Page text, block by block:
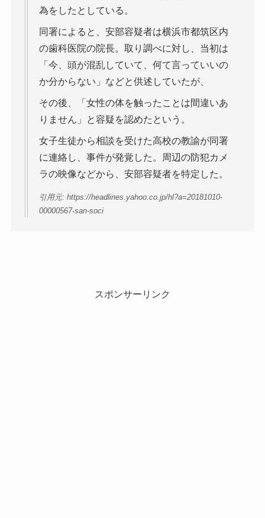
為をしたとしている。
同署によると、安部容疑者は横浜市都筑区内
の歯科医院の院長。取り調べに対し、当初は
「今、頭が混乱していて、何て言っていいの
か分からない」などと供述していたが、
その後、「女性の体を触ったことは間違いあ
りません」と容疑を認めたという。
女子生徒から相談を受けた高校の教諭が同署
に連絡し、事件が発覚した。周辺の防犯カメ
ラの映像などから、安部容疑者を特定した。
引用元: https://headlines.yahoo.co.jp/hl?a=20181010-
00000567-san-soci
スポンサーリンク